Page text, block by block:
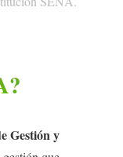
?
Gestión y